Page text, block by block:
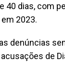
40 dias, com
2023.
denúncias
de